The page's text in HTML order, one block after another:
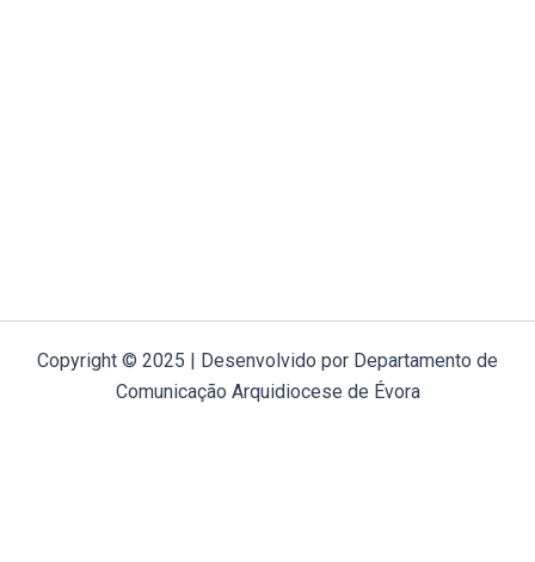
Copyright © 2025 | Desenvolvido por Departamento de
Comunicação Arquidiocese de Évora